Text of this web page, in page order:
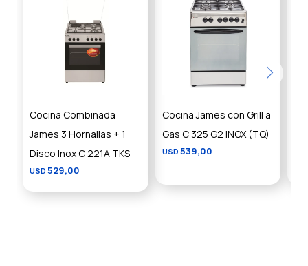
Cocina Combinada
James 3 Hornallas + 1
Disco Inox C 221A TKS
USD 529,00
Cocina James con Grill a
Gas C 325 G2 INOX (TQ)
USD 539,00